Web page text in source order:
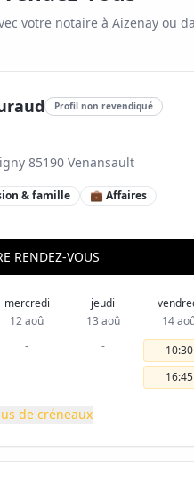
votre notaire à Aizenay ou
Profil non revendiqué
85190 Venansault
& famille
💼 Affaires
RENDEZ-VOUS
mercredi
12 aoû
-
jeudi
13 aoû
-
14
10:30
16:45
de créneaux